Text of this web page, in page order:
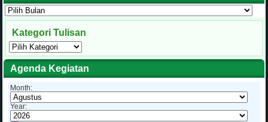
Arsip
Bulanan
Kategori Tulisan
Kategori
Tulisan
Agenda Kegiatan
Month:
Year: